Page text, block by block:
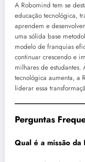
A Robomind tem se
educação tecnológica,
aprendem e
uma sólida base
modelo de franquias
continuar crescendo e
milhares de
tecnológica aumenta, a
liderar essa
Perguntas
Qual é a missão da